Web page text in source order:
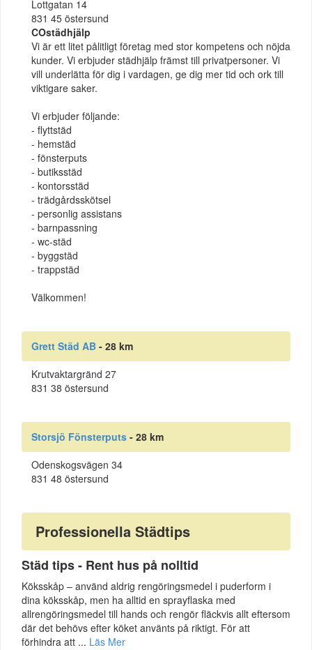
Lottgatan 14
831 45 östersund
COstädhjälp
Vi är ett litet pålitligt företag med stor kompetens och nöjda
kunder. Vi erbjuder städhjälp främst till privatpersoner. Vi
vill underlätta för dig i vardagen, ge dig mer tid och ork till
viktigare saker.
Vi erbjuder följande:
- flyttstäd
- hemstäd
- fönsterputs
- butiksstäd
- kontorsstäd
- trädgårdsskötsel
- personlig assistans
- barnpassning
- wc-städ
- byggstäd
- trappstäd
Välkommen!
Grett Städ AB - 28 km
Krutvaktargränd 27
831 38 östersund
Storsjö Fönsterputs - 28 km
Odenskogsvägen 34
831 48 östersund
Professionella Städtips
Städ tips - Rent hus på nolltid
Köksskåp – använd aldrig rengöringsmedel i puderform i
dina köksskåp, men ha alltid en sprayflaska med
allrengöringsmedel till hands och rengör fläckvis allt eftersom
där det behövs efter köket använts på riktigt. För att
förhindra att ... Läs Mer